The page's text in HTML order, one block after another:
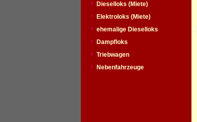
Dieselloks (Miete)
Elektroloks (Miete)
ehemalige Dieselloks
Dampfloks
Triebwagen
Nebenfahrzeuge